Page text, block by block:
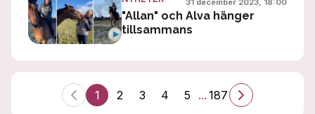
"Allan" och Alva hänger
tillsammans
1 2 3 4 5 ... 187